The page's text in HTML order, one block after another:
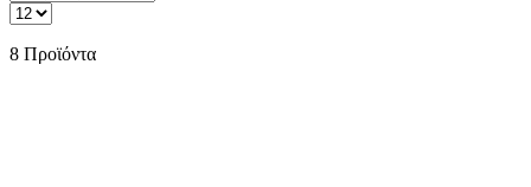
8 Προϊόντα